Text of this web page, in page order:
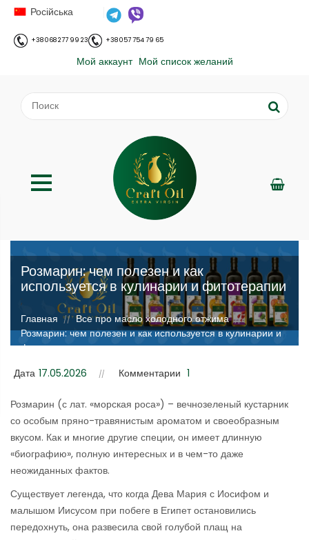
Російська
+38 068 277 99 23 +38 057 754 79 65
Мой аккаунт Мой список желаний
Розмарин: чем полезен и как
используется в кулинарии и фитотерапии
;
Главная // Все про масло холодного отжима //
Розмарин: чем полезен и как используется в кулинарии и
фитотерапии
Дата 17.05.2026 Комментарии 1
Розмарин (с лат. «морская роса») – вечнозеленый кустарник
со особым пряно-травянистым ароматом и своеобразным
вкусом. Как и многие другие специи, он имеет длинную
«биографию», полную интересных и в чем-то даже
неожиданных фактов.
Существует легенда, что когда Дева Мария с Иосифом и
малышом Иисусом при побеге в Египет остановились
передохнуть, она развесила свой голубой плащ на